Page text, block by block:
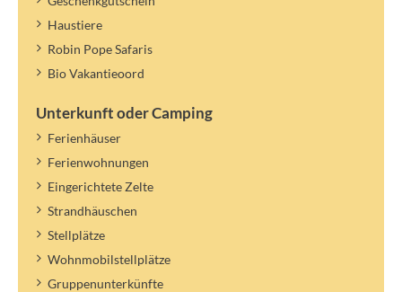
Haustiere
Robin Pope Safaris
Bio Vakantieoord
Unterkunft oder Camping
Ferienhäuser
Ferienwohnungen
Eingerichtete Zelte
Strandhäuschen
Stellplätze
Wohnmobilstellplätze
Gruppenunterkünfte